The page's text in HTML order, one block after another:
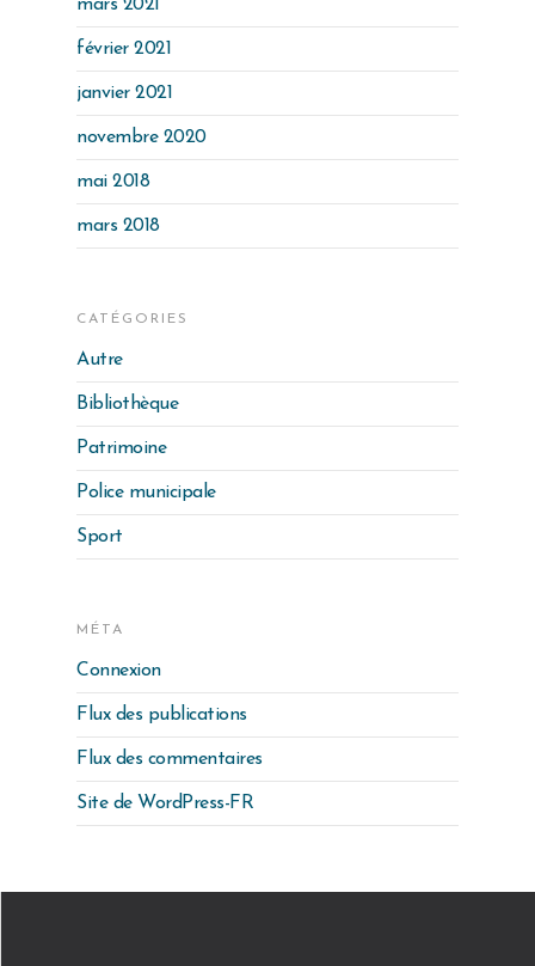
mars 2021
février 2021
janvier 2021
novembre 2020
mai 2018
mars 2018
CATÉGORIES
Autre
Bibliothèque
Patrimoine
Police municipale
Sport
MÉTA
Connexion
Flux des publications
Flux des commentaires
Site de WordPress-FR